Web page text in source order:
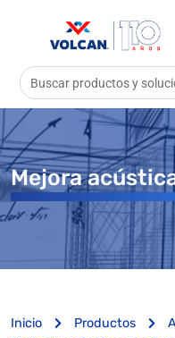
Mejora
Inicio Productos